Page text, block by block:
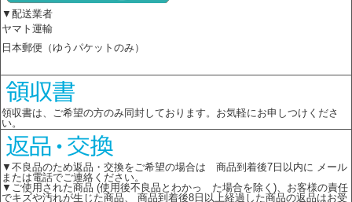
▼配送業者
ヤマト運輸
日本郵便（ゆうパケットのみ）
領収書は、ご希望の方のみ同封しております。お気軽にお申しつけくださ
い。
▼不良品のため返品・交換をご希望の場合は 商品到着後7日以内に メール
または電話でご連絡ください。
▼ご使用された商品 (使用後不良品とわかっ た場合を除く)、お客様の責任
でキズや汚れが生じた商品、 商品到着後8日以上経過した商品の返品はお受